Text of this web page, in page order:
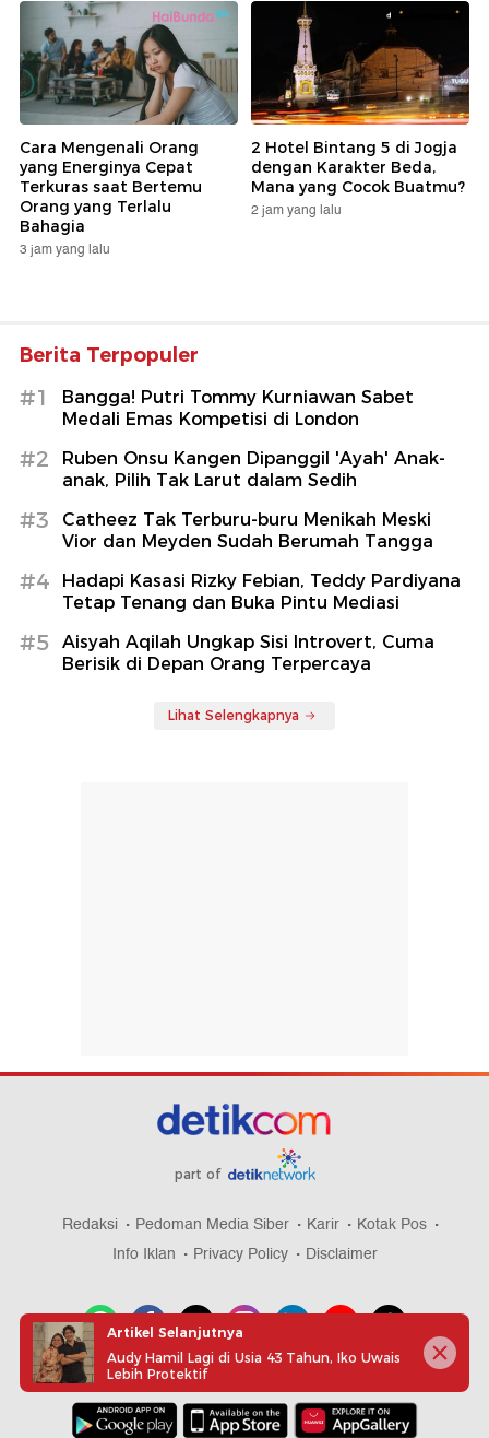
Cara Mengenali Orang
yang Energinya Cepat
Terkuras saat Bertemu
Orang yang Terlalu
Bahagia
3 jam yang lalu
2 Hotel Bintang 5 di Jogja
dengan Karakter Beda,
Mana yang Cocok Buatmu?
2 jam yang lalu
Berita Terpopuler
#1
Bangga! Putri Tommy Kurniawan Sabet
Medali Emas Kompetisi di London
#2
Ruben Onsu Kangen Dipanggil 'Ayah' Anak-
anak, Pilih Tak Larut dalam Sedih
#3
Catheez Tak Terburu-buru Menikah Meski
Vior dan Meyden Sudah Berumah Tangga
#4
Hadapi Kasasi Rizky Febian, Teddy Pardiyana
Tetap Tenang dan Buka Pintu Mediasi
#5
Aisyah Aqilah Ungkap Sisi Introvert, Cuma
Berisik di Depan Orang Terpercaya
Lihat Selengkapnya
part of
Redaksi Pedoman Media Siber Karir
Kotak Pos
Info Iklan
Privacy Policy Disclaimer
Download aplikasi detikcom
Artikel Selanjutnya
Audy Hamil Lagi di Usia 43 Tahun, Iko Uwais
Lebih Protektif